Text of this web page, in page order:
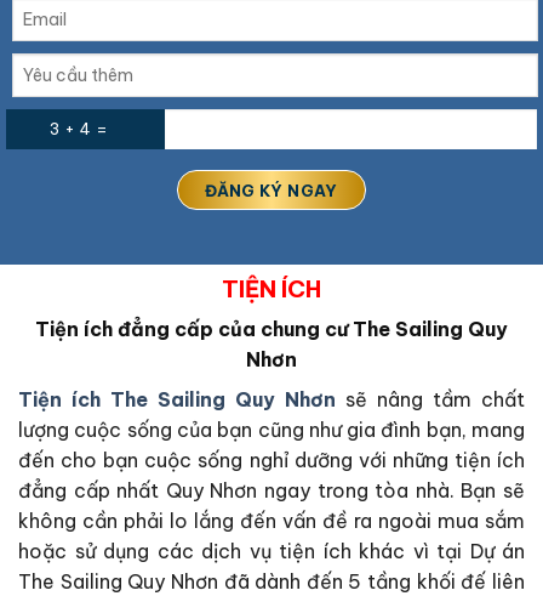
3 + 4 =
TIỆN ÍCH
Tiện ích đẳng cấp của chung cư The Sailing Quy
Nhơn
Tiện ích The Sailing Quy Nhơn sẽ nâng tầm chất
lượng cuộc sống của bạn cũng như gia đình bạn, mang
đến cho bạn cuộc sống nghỉ dưỡng với những tiện ích
đẳng cấp nhất Quy Nhơn ngay trong tòa nhà. Bạn sẽ
không cần phải lo lắng đến vấn đề ra ngoài mua sắm
hoặc sử dụng các dịch vụ tiện ích khác vì tại Dự án
The Sailing Quy Nhơn đã dành đến 5 tầng khối đế liên